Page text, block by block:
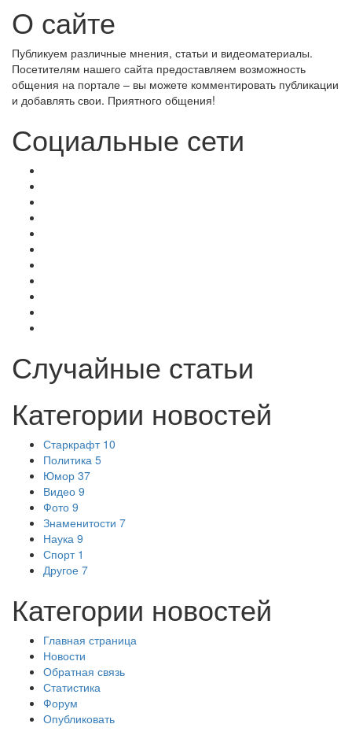
О сайте
Публикуем различные мнения, статьи и видеоматериалы.
Посетителям нашего сайта предоставляем возможность
общения на портале – вы можете комментировать публикации
и добавлять свои. Приятного общения!
Социальные сети
Случайные статьи
Категории новостей
Старкрафт 10
Политика 5
Юмор 37
Видео 9
Фото 9
Знаменитости 7
Наука 9
Спорт 1
Другое 7
Категории новостей
Главная страница
Новости
Обратная связь
Статистика
Форум
Опубликовать